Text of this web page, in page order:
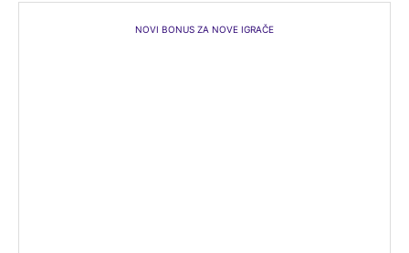
NOVI BONUS ZA NOVE IGRAČE